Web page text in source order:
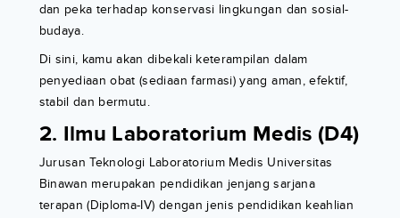
dan peka terhadap konservasi lingkungan dan sosial-
budaya.
Di sini, kamu akan dibekali keterampilan dalam
penyediaan obat (sediaan farmasi) yang aman, efektif,
stabil dan bermutu.
2. Ilmu Laboratorium Medis (D4)
Jurusan Teknologi Laboratorium Medis Universitas
Binawan merupakan pendidikan jenjang sarjana
terapan (Diploma-IV) dengan jenis pendidikan keahlian